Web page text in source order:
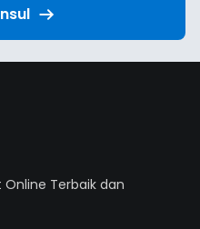
Online Terbaik dan